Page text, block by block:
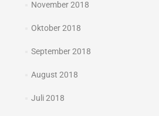
November 2018
Oktober 2018
September 2018
August 2018
Juli 2018